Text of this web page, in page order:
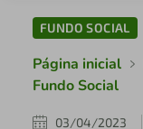
FUNDO SOCIAL
Página inicial
Fundo Social
03/04/2023